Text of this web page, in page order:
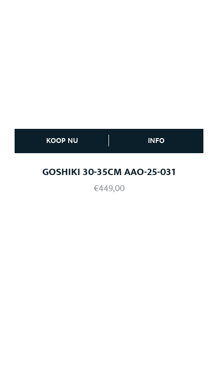
KOOP NU INFO
GOSHIKI 30-35CM AAO-25-031
€449,00